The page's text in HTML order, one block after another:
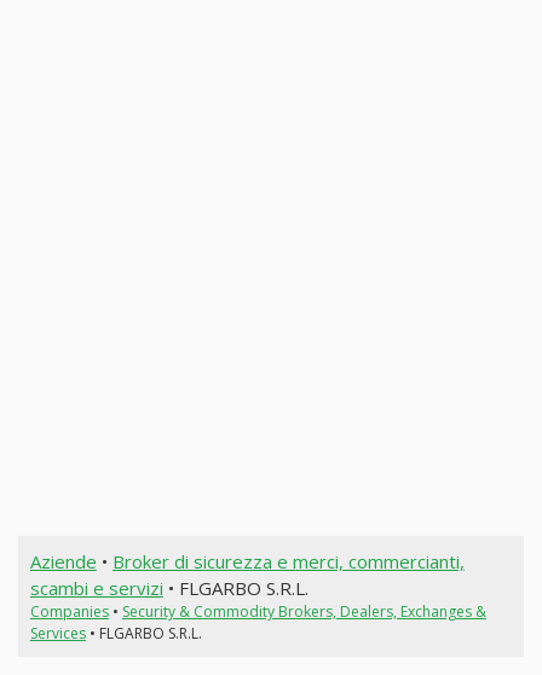
Aziende • Broker di sicurezza e merci, commercianti,
scambi e servizi • FLGARBO S.R.L.
Companies• Security & Commodity Brokers, Dealers, Exchanges &
Services• FLGARBO S.R.L.